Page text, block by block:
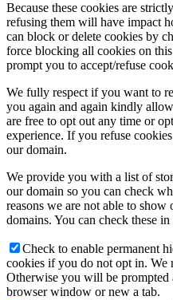
Because these cookies are
refusing them will have impact
can block or delete cookies by
force blocking all cookies on
prompt you to accept/refuse
We fully respect if you want to
you again and again kindly
are free to opt out any time or
experience. If you refuse
our domain.
We provide you with a list of
our domain so you can check
reasons we are not able to
domains. You can check these
Check to enable permanent
cookies if you do not opt in. We
Otherwise you will be prompted
browser window or new a tab.